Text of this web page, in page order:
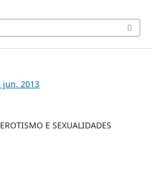
jun. 2013
E SEXUALIDADES